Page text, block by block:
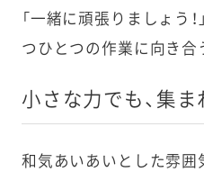
「一緒に頑張りましょう
つひとつの作業に向き合
小さな力でも、集
和気あいあいとした雰囲